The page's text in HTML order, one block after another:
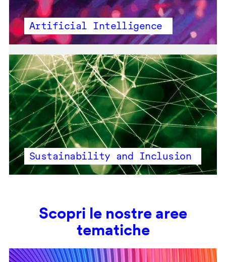
Artificial Intelligence
Sustainability and Inclusion
Scopri le nostre aree
tematiche